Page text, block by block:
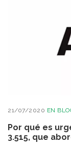
21/07/2020 EN
Por qué es
3.515, que